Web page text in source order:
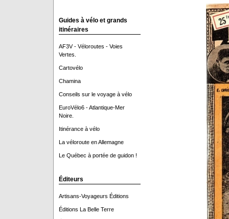
Guides à vélo et grands
itinéraires
AF3V - Véloroutes - Voies
Vertes.
Cartovélo
Chamina
Conseils sur le voyage à vélo
EuroVélo6 - Atlantique-Mer
Noire.
Itinérance à vélo
La véloroute en Allemagne
Le Québec à portée de guidon !
Éditeurs
Artisans-Voyageurs Éditions
Éditions La Belle Terre